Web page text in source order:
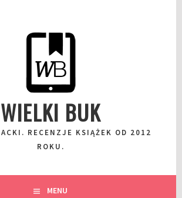
WIELKI BUK
RECENZJE KSIĄŻEK OD 2012
ROKU.
MENU